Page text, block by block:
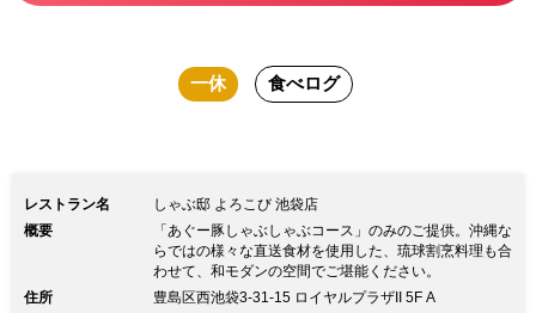
一休 食べログ
レストラン名
しゃぶ邸 よろこび 池袋店
概要
「あぐー豚しゃぶしゃぶコース」のみのご提供。沖縄な
らではの様々な直送食材を使用した、琉球割烹料理も合
わせて、和モダンの空間でご堪能ください。
住所
豊島区西池袋3-31-15 ロイヤルプラザII 5F A